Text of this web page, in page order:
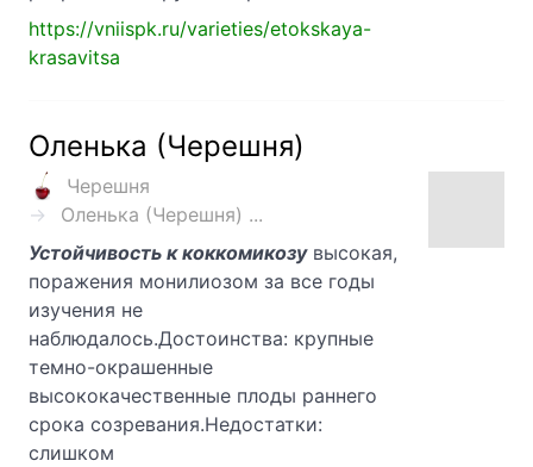
https://vniispk.ru/varieties/etokskaya-
krasavitsa
Оленька (Черешня)
Черешня
Оленька (Черешня) ...
Устойчивость к коккомикозувысокая,
поражения монилиозом за все годы
изучения не
наблюдалось.Достоинства: крупные
темно-окрашенные
высококачественные плоды раннего
срока созревания.Недостатки:
слишком